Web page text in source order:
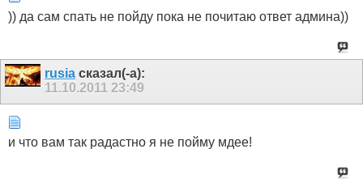
)) да сам спать не пойду пока не почитаю ответ админа))
rusia сказал(-а):
11.10.2011 23:49
и что вам так радастно я не пойму мдее!